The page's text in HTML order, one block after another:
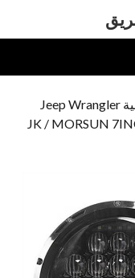
المصابيح الأمامية Jeep Wrangler
JK / MORSUN